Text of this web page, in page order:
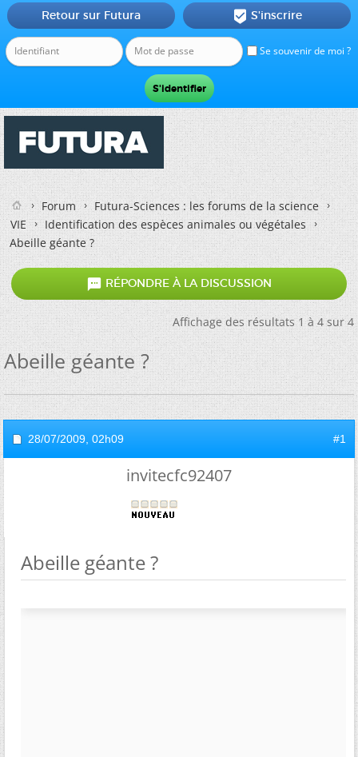
Se souvenir de moi ?
Retour sur Futura  S'inscrire
Forum
Futura-Sciences : les forums de la science
VIE
Identification des espèces animales ou végétales
Abeille géante ?
 RÉPONDRE À LA DISCUSSION
Affichage des résultats 1 à 4 sur 4
Abeille géante ?
28/07/2009, 02h09 #1
invitecfc92407
Abeille géante ?